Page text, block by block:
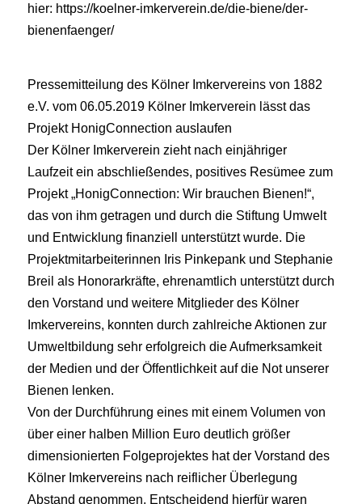
hier: https://koelner-imkerverein.de/die-biene/der-
bienenfaenger/
Pressemitteilung des Kölner Imkervereins von 1882
e.V. vom 06.05.2019 Kölner Imkerverein lässt das
Projekt HonigConnection auslaufen
Der Kölner Imkerverein zieht nach einjähriger
Laufzeit ein abschließendes, positives Resümee zum
Projekt „HonigConnection: Wir brauchen Bienen!“,
das von ihm getragen und durch die Stiftung Umwelt
und Entwicklung finanziell unterstützt wurde. Die
Projektmitarbeiterinnen Iris Pinkepank und Stephanie
Breil als Honorarkräfte, ehrenamtlich unterstützt durch
den Vorstand und weitere Mitglieder des Kölner
Imkervereins, konnten durch zahlreiche Aktionen zur
Umweltbildung sehr erfolgreich die Aufmerksamkeit
der Medien und der Öffentlichkeit auf die Not unserer
Bienen lenken.
Von der Durchführung eines mit einem Volumen von
über einer halben Million Euro deutlich größer
dimensionierten Folgeprojektes hat der Vorstand des
Kölner Imkervereins nach reiflicher Überlegung
Abstand genommen. Entscheidend hierfür waren